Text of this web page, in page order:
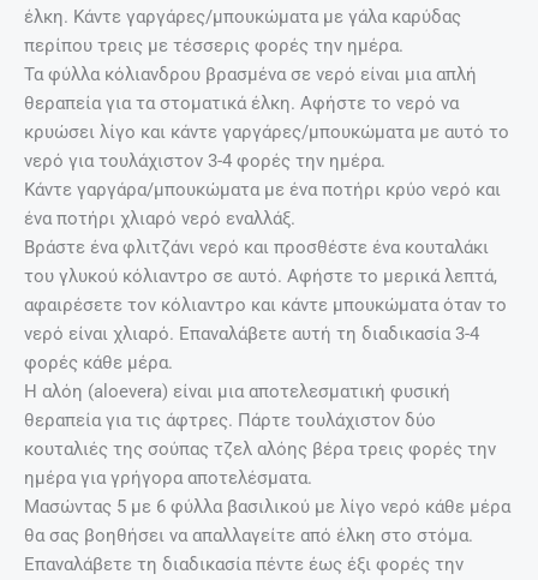
έλκη. Κάντε γαργάρες/μπουκώματα με γάλα καρύδας
περίπου τρεις με τέσσερις φορές την ημέρα.
Τα φύλλα κόλιανδρου βρασμένα σε νερό είναι μια απλή
θεραπεία για τα στοματικά έλκη. Αφήστε το νερό να
κρυώσει λίγο και κάντε γαργάρες/μπουκώματα με αυτό το
νερό για τουλάχιστον 3-4 φορές την ημέρα.
Κάντε γαργάρα/μπουκώματα με ένα ποτήρι κρύο νερό και
ένα ποτήρι χλιαρό νερό εναλλάξ.
Βράστε ένα φλιτζάνι νερό και προσθέστε ένα κουταλάκι
του γλυκού κόλιαντρο σε αυτό. Αφήστε το μερικά λεπτά,
αφαιρέσετε τον κόλιαντρο και κάντε μπουκώματα όταν το
νερό είναι χλιαρό. Επαναλάβετε αυτή τη διαδικασία 3-4
φορές κάθε μέρα.
Η αλόη (aloevera) είναι μια αποτελεσματική φυσική
θεραπεία για τις άφτρες. Πάρτε τουλάχιστον δύο
κουταλιές της σούπας τζελ αλόης βέρα τρεις φορές την
ημέρα για γρήγορα αποτελέσματα.
Μασώντας 5 με 6 φύλλα βασιλικού με λίγο νερό κάθε μέρα
θα σας βοηθήσει να απαλλαγείτε από έλκη στο στόμα.
Επαναλάβετε τη διαδικασία πέντε έως έξι φορές την